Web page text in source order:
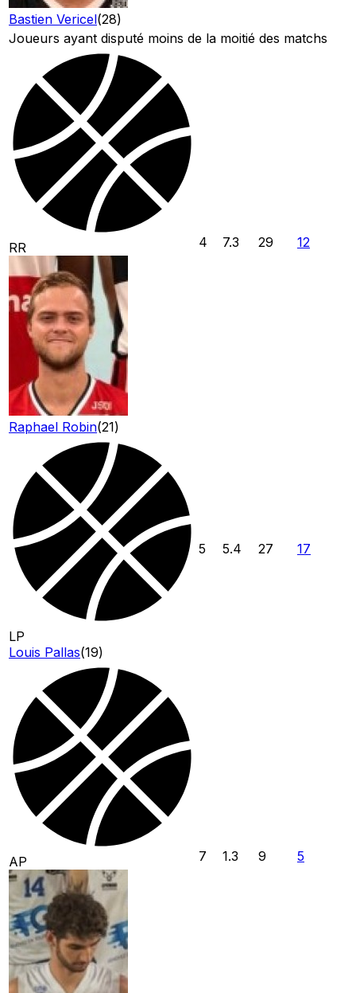
Bastien Vericel(28)
Joueurs ayant disputé moins de la moitié des matchs
RR
Raphael Robin(21)
4 7.3 29 12
LP
Louis Pallas(19)
5 5.4 27 17
AP 7 1.3 9 5